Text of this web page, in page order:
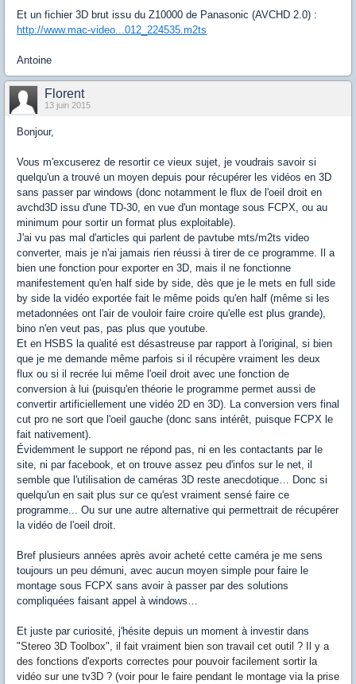
Et un fichier 3D brut issu du Z10000 de Panasonic (AVCHD 2.0) :
http://www.mac-video...012_224535.m2ts
Antoine
Florent
13 juin 2015
Bonjour,
Vous m'excuserez de resortir ce vieux sujet, je voudrais savoir si
quelqu'un a trouvé un moyen depuis pour récupérer les vidéos en 3D
sans passer par windows (donc notamment le flux de l'oeil droit en
avchd3D issu d'une TD-30, en vue d'un montage sous FCPX, ou au
minimum pour sortir un format plus exploitable).
J'ai vu pas mal d'articles qui parlent de pavtube mts/m2ts video
converter, mais je n'ai jamais rien réussi à tirer de ce programme. Il a
bien une fonction pour exporter en 3D, mais il ne fonctionne
manifestement qu'en half side by side, dès que je le mets en full side
by side la vidéo exportée fait le même poids qu'en half (même si les
metadonnées ont l'air de vouloir faire croire qu'elle est plus grande),
bino n'en veut pas, pas plus que youtube.
Et en HSBS la qualité est désastreuse par rapport à l'original, si bien
que je me demande même parfois si il récupère vraiment les deux
flux ou si il recrée lui même l'oeil droit avec une fonction de
conversion à lui (puisqu'en théorie le programme permet aussi de
convertir artificiellement une vidéo 2D en 3D). La conversion vers final
cut pro ne sort que l'oeil gauche (donc sans intérêt, puisque FCPX le
fait nativement).
Évidemment le support ne répond pas, ni en les contactants par le
site, ni par facebook, et on trouve assez peu d'infos sur le net, il
semble que l'utilisation de caméras 3D reste anecdotique… Donc si
quelqu'un en sait plus sur ce qu'est vraiment sensé faire ce
programme... Ou sur une autre alternative qui permettrait de récupérer
la vidéo de l'oeil droit.
Bref plusieurs années après avoir acheté cette caméra je me sens
toujours un peu démuni, avec aucun moyen simple pour faire le
montage sous FCPX sans avoir à passer par des solutions
compliquées faisant appel à windows…
Et juste par curiosité, j'hésite depuis un moment à investir dans
"Stereo 3D Toolbox", il fait vraiment bien son travail cet outil ? Il y a
des fonctions d'exports correctes pour pouvoir facilement sortir la
vidéo sur une tv3D ? (voir pour le faire pendant le montage via la prise